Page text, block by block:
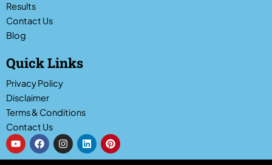
Results
Contact Us
Blog
Quick Links
Privacy Policy
Disclaimer
Terms & Conditions
Contact Us
Y
o
u
F
a
c
I
n
s
L
i
n
P
i
n